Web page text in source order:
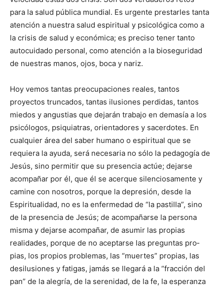
para la salud pública mundial. Es urgente prestarles tanta
atención a nuestra salud espiritual y psicológica como a
la crisis de salud y económica; es preciso tener tanto
autocuidado personal, como atención a la bioseguridad
de nuestras manos, ojos, boca y nariz.
Hoy vemos tantas preocupacio­nes reales, tantos
proyectos truncados, tantas ilusiones perdidas, tantos
miedos y angustias que dejarán trabajo en demasía a los
psicólogos, psiquiatras, orientadores y sacerdo­tes. En
cualquier área del saber humano o espiritual que se
requiera la ayuda, será necesaria no sólo la pedagogía de
Jesús, sino permitir que su presencia actúe; dejarse
acompañar por él, que él se acerque silenciosamente y
camine con noso­tros, porque la depresión, desde la
Espiritualidad, no es la enfermedad de “la pastilla”, sino
de la presencia de Jesús; de acompañarse la persona
misma y dejarse acompañar, de asu­mir las propias
realidades, por­que de no aceptarse las preguntas pro­
pias, los propios problemas, las “muertes” propias, las
desilusiones y fatigas, jamás se llegará a la “fracción del
pan” de la alegría, de la serenidad, de la fe, la esperanza